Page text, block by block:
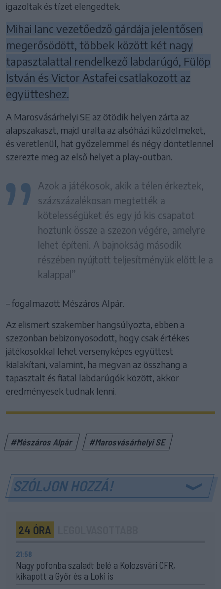
igazoltak és tízet elengedtek.
Mihai Ianc vezetőedző gárdája jelentősen
megerősödött, többek között két nagy
tapasztalattal rendelkező labdarúgó, Fülöp
István és Victor Astafei csatlakozott az
együtteshez.
A Marosvásárhelyi SE az ötödik helyen zárta az
alapszakaszt, majd uralta az alsóházi küzdelmeket,
és veretlenül, hat győzelemmel és négy döntetlennel
szerezte meg az első helyet a play-outban.
Azok a játékosok, akik a télen érkeztek,
százszázalékosan megtették a
kötelességüket és egy jó kis csapatot
hoztunk össze a szezon végére, amelyre
lehet építeni. A bajnokság második
részében nyújtott teljesítményük előtt le a
kalappal”
– fogalmazott Mészáros Alpár.
Az elismert szakember hangsúlyozta, ebben a
szezonban bebizonyosodott, hogy csak értékes
játékosokkal lehet versenyképes együttest
kialakítani, valamint, ha megvan az összhang a
tapasztalt és fiatal labdarúgók között, akkor
eredményesek tudnak lenni.
#Mészáros Alpár #Marosvásárhelyi SE
SZÓLJON HOZZÁ!
24 ÓRA
21:58
Nagy pofonba szaladt belé a Kolozsvári CFR,
kikapott a Győr és a Loki is